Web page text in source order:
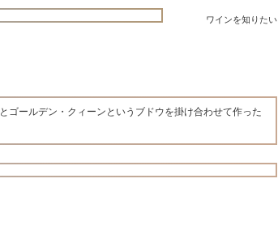
ワインを知りたい
ゴールデン・クィーンというブドウを掛け合わせて作った